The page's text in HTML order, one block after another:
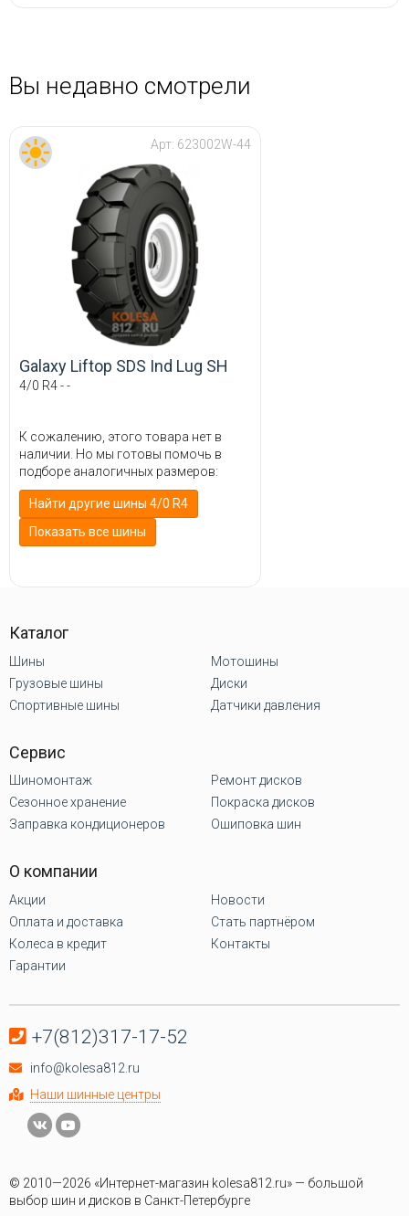
Вы недавно смотрели
Арт: 623002W-44
Galaxy Liftop SDS Ind Lug SH
4/0 R4 - -
К сожалению, этого товара нет в
наличии. Но мы готовы помочь в
подборе аналогичных размеров:
Найти другие шины 4/0 R4
Показать все шины
Каталог
Шины
Грузовые шины
Спортивные шины
Мотошины
Диски
Датчики давления
Сервис
Шиномонтаж
Сезонное хранение
Заправка кондиционеров
Ремонт дисков
Покраска дисков
Ошиповка шин
О компании
Акции
Оплата и доставка
Колеса в кредит
Гарантии
Новости
Стать партнёром
Контакты
+7(812)317-17-52
info@kolesa812.ru
Наши шинные центры
© 2010—2026 «Интернет-магазин kolesa812.ru» — большой
выбор шин и дисков в Санкт-Петербурге